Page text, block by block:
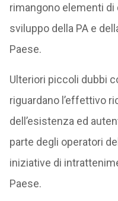
rimangono elementi
sviluppo della PA e
Paese.
Ulteriori piccoli dubbi
riguardano l’effettivo
dell’esistenza ed
parte degli operatori
iniziative di
Paese.